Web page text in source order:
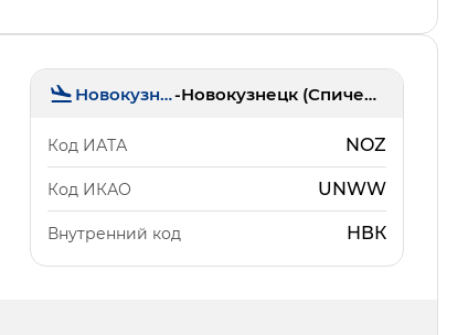
Новокузнецк- Новокузнецк (Спиченково)
Код ИАТА NOZ
Код ИКАО UNWW
Внутренний код НВК